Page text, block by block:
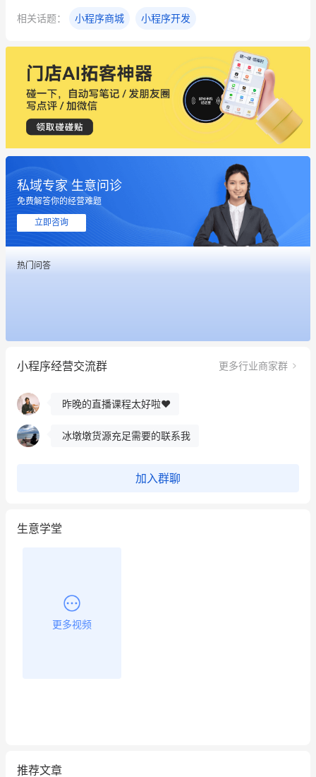
相关话题： 小程序商城 小程序开发
私域专家 生意问诊
免费解答你的经营难题
立即咨询
热门问答
小程序经营交流群 更多行业商家群
用有赞就能在微信、小红书同时经营了
餐饮也得靠私域和服务提高竞争力
昨晚的直播课程太好啦❤️
冰墩墩货源充足需要的联系我
加入群聊
生意学堂
更多视频
推荐文章